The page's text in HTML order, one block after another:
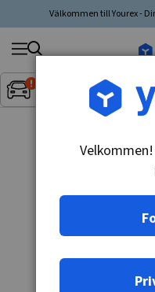
Välkommen till Yourex -
Inget
Søg
produkt,
producent,